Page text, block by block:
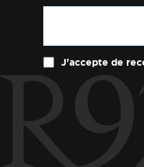
J'accepte de